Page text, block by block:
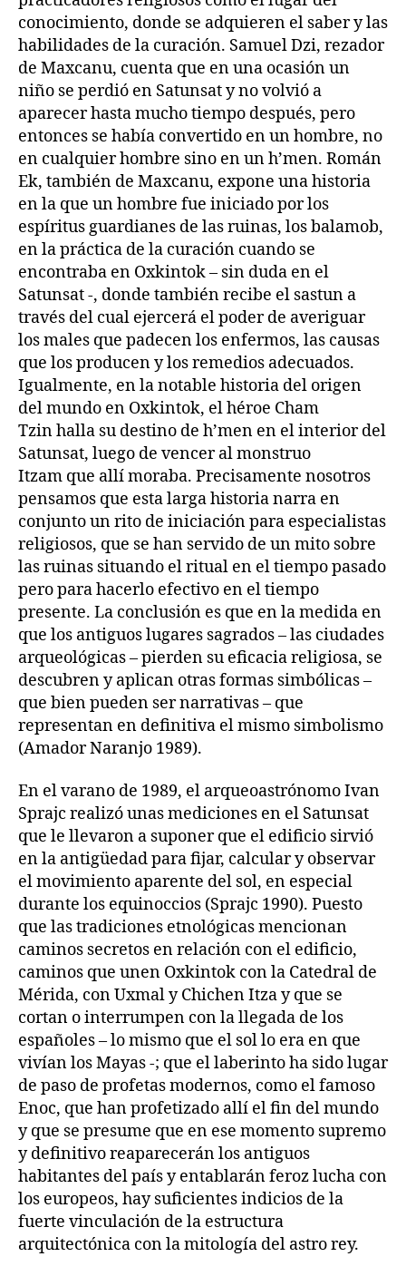
conocimiento, donde se adquieren el saber y las
habilidades de la curación. Samuel Dzi, rezador
de Maxcanu, cuenta que en una ocasión un
niño se perdió en Satunsat y no volvió a
aparecer hasta mucho tiempo después, pero
entonces se había convertido en un hombre, no
en cualquier hombre sino en un h’men. Román
Ek, también de Maxcanu, expone una historia
en la que un hombre fue iniciado por los
espíritus guardianes de las ruinas, los balamob,
en la práctica de la curación cuando se
encontraba en Oxkintok – sin duda en el
Satunsat -, donde también recibe el sastun a
través del cual ejercerá el poder de averiguar
los males que padecen los enfermos, las causas
que los producen y los remedios adecuados.
Igualmente, en la notable historia del origen
del mundo en Oxkintok, el héroe Cham
Tzin halla su destino de h’men en el interior del
Satunsat, luego de vencer al monstruo
Itzam que allí moraba. Precisamente nosotros
pensamos que esta larga historia narra en
conjunto un rito de iniciación para especialistas
religiosos, que se han servido de un mito sobre
las ruinas situando el ritual en el tiempo pasado
pero para hacerlo efectivo en el tiempo
presente. La conclusión es que en la medida en
que los antiguos lugares sagrados – las ciudades
arqueológicas – pierden su eficacia religiosa, se
descubren y aplican otras formas simbólicas –
que bien pueden ser narrativas – que
representan en definitiva el mismo simbolismo
(Amador Naranjo 1989).
En el varano de 1989, el arqueoastrónomo Ivan
Sprajc realizó unas mediciones en el Satunsat
que le llevaron a suponer que el edificio sirvió
en la antigüedad para fijar, calcular y observar
el movimiento aparente del sol, en especial
durante los equinoccios (Sprajc 1990). Puesto
que las tradiciones etnológicas mencionan
caminos secretos en relación con el edificio,
caminos que unen Oxkintok con la Catedral de
Mérida, con Uxmal y Chichen Itza y que se
cortan o interrumpen con la llegada de los
españoles – lo mismo que el sol lo era en que
vivían los Mayas -; que el laberinto ha sido lugar
de paso de profetas modernos, como el famoso
Enoc, que han profetizado allí el fin del mundo
y que se presume que en ese momento supremo
y definitivo reaparecerán los antiguos
habitantes del país y entablarán feroz lucha con
los europeos, hay suficientes indicios de la
fuerte vinculación de la estructura
arquitectónica con la mitología del astro rey.